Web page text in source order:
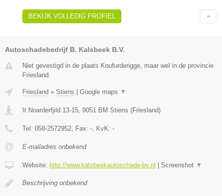
BEKIJK VOLLEDIG PROFIEL
Autoschadebedrijf B. Kalsbeek B.V.
Niet gevestigd in de plaats Koufurderigge, maar wel in de provincie
Friesland.
Friesland » Stiens Google maps ▼
It Noarderfjild 13-15, 9051 BM Stiens (Friesland)
Tel: 058-2572952, Fax: -, KvK: -
E-mailadres onbekend
Website: http://www.kalsbeekautoschade-bv.nl Screenshot ▼
Beschrijving onbekend